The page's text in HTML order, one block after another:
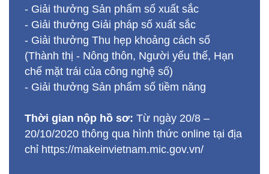
- Giải thưởng Sản phẩm số xuất sắc
- Giải thưởng Giải pháp số xuất sắc
- Giải thưởng Thu hẹp khoảng cách số
(Thành thị - Nông thôn, Người yếu thế, Hạn
chế mặt trái của công nghệ số)
- Giải thưởng Sản phẩm số tiềm năng
Thời gian nộp hồ sơ: Từ ngày 20/8 –
20/10/2020 thông qua hình thức online tại địa
chỉ https://makeinvietnam.mic.gov.vn/